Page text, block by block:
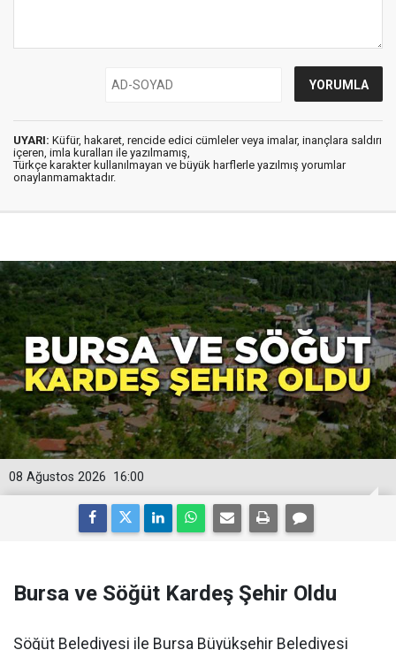
UYARI: Küfür, hakaret, rencide edici cümleler veya imalar, inançlara saldırı
içeren, imla kuralları ile yazılmamış,
Türkçe karakter kullanılmayan ve büyük harflerle yazılmış yorumlar
onaylanmamaktadır.
16:00
08 Ağustos 2026
Bursa ve Söğüt Kardeş Şehir Oldu
Söğüt Belediyesi ile Bursa Büyükşehir Belediyesi